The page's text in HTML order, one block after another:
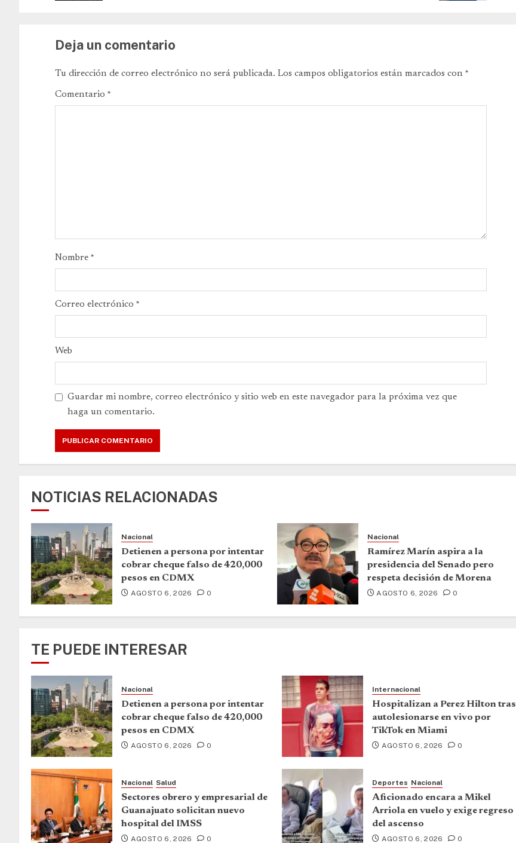
Deja un comentario
Tu dirección de correo electrónico no será publicada. Los campos obligatorios están marcados con *
Comentario *
Nombre *
Correo electrónico *
Web
Guardar mi nombre, correo electrónico y sitio web en este navegador para la próxima vez que
haga un comentario.
NOTICIAS RELACIONADAS
Nacional
Detienen a persona por intentar
cobrar cheque falso de 420,000
pesos en CDMX
AGOSTO 6, 2026 0
Nacional
Ramírez Marín aspira a la
presidencia del Senado pero
respeta decisión de Morena
AGOSTO 6, 2026 0
TE PUEDE INTERESAR
Nacional
Detienen a persona por intentar
cobrar cheque falso de 420,000
pesos en CDMX
AGOSTO 6, 2026 0
Internacional
Hospitalizan a Perez Hilton tras
autolesionarse en vivo por
TikTok en Miami
AGOSTO 6, 2026 0
Nacional Salud
Sectores obrero y empresarial de
Guanajuato solicitan nuevo
hospital del IMSS
AGOSTO 6, 2026 0
Deportes Nacional
Aficionado encara a Mikel
Arriola en vuelo y exige regreso
del ascenso
AGOSTO 6, 2026 0